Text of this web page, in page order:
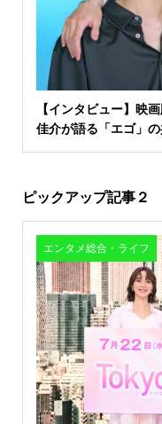
【インタビュー】映
佳介が語る「エゴ」
ピックアップ記事２
エンタメ総合・ライフ